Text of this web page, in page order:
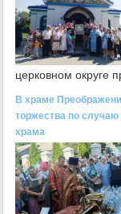
церковном округе
В храме
торжества по случаю
храма